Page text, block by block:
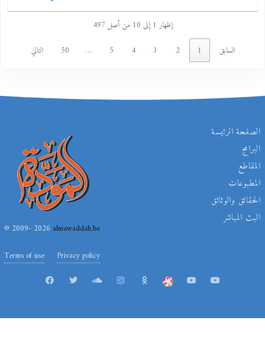
إظهار 1 إلى 10 من أصل 497
السابق
2
…
50 التالي
الصفحة الرئيسة
البرامج
المقاطع
المطبوعات
الحقائق والوثائق
البث المباشر
© 2009- 2026almawaddah.be
Terms of use Privacy policy